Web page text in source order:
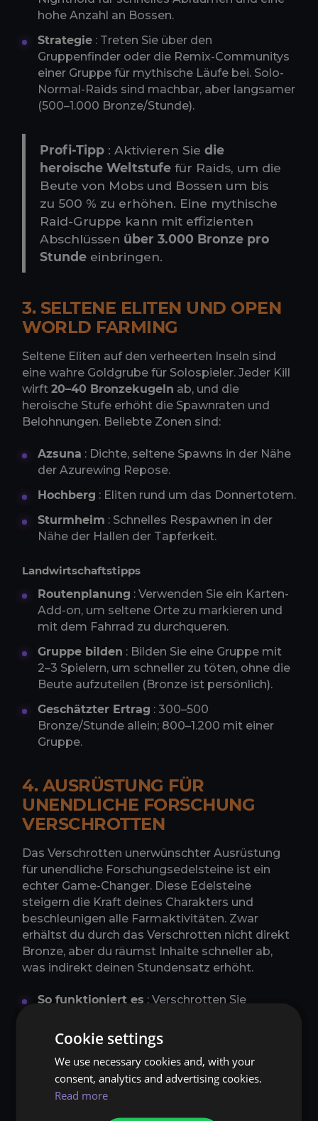
hohe Anzahl an Bossen.
Strategie : Treten Sie über den
Gruppenfinder oder die Remix-Communitys
einer Gruppe für mythische Läufe bei. Solo-
Normal-Raids sind machbar, aber langsamer
(500–1.000 Bronze/Stunde).
Profi-Tipp : Aktivieren Sie die
heroische Weltstufe für Raids, um die
Beute von Mobs und Bossen um bis
zu 500 % zu erhöhen. Eine mythische
Raid-Gruppe kann mit effizienten
Abschlüssen über 3.000 Bronze pro
Stunde einbringen.
3. SELTENE ELITEN UND OPEN
WORLD FARMING
Seltene Eliten auf den verheerten Inseln sind
eine wahre Goldgrube für Solospieler. Jeder Kill
wirft 20–40 Bronzekugeln ab, und die
heroische Stufe erhöht die Spawnraten und
Belohnungen. Beliebte Zonen sind:
Azsuna : Dichte, seltene Spawns in der Nähe
der Azurewing Repose.
Hochberg : Eliten rund um das Donnertotem.
Sturmheim : Schnelles Respawnen in der
Nähe der Hallen der Tapferkeit.
Landwirtschaftstipps
Routenplanung : Verwenden Sie ein Karten-
Add-on, um seltene Orte zu markieren und
mit dem Fahrrad zu durchqueren.
Gruppe bilden : Bilden Sie eine Gruppe mit
2–3 Spielern, um schneller zu töten, ohne die
Beute aufzuteilen (Bronze ist persönlich).
Geschätzter Ertrag : 300–500
Bronze/Stunde allein; 800–1.200 mit einer
Gruppe.
4. AUSRÜSTUNG FÜR
UNENDLICHE FORSCHUNG
VERSCHROTTEN
Das Verschrotten unerwünschter Ausrüstung
für unendliche Forschungsedelsteine ist ein
echter Game-Changer. Diese Edelsteine
steigern die Kraft deines Charakters und
beschleunigen alle Farmaktivitäten. Zwar
erhältst du durch das Verschrotten nicht direkt
Bronze, aber du räumst Inhalte schneller ab,
was indirekt deinen Stundensatz erhöht.
So funktioniert es : Verschrotten Sie
Edelsteine zu erhalten, die in Ihren Umhang
des unendlichen Potenzials passen.
Best Practice : Entsorgen Sie alle nicht-
epischen Ausrüstungen aus Weltquests und
Cookie settings
We use necessary cookies and, with your
consent, analytics and advertising cookies.
Read more